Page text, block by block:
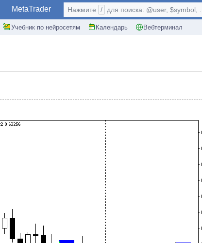
MetaTrader
Учебник по нейросетям Календарь Вебтерминал
Нажмите / для поиска: @user, $symbol, ...